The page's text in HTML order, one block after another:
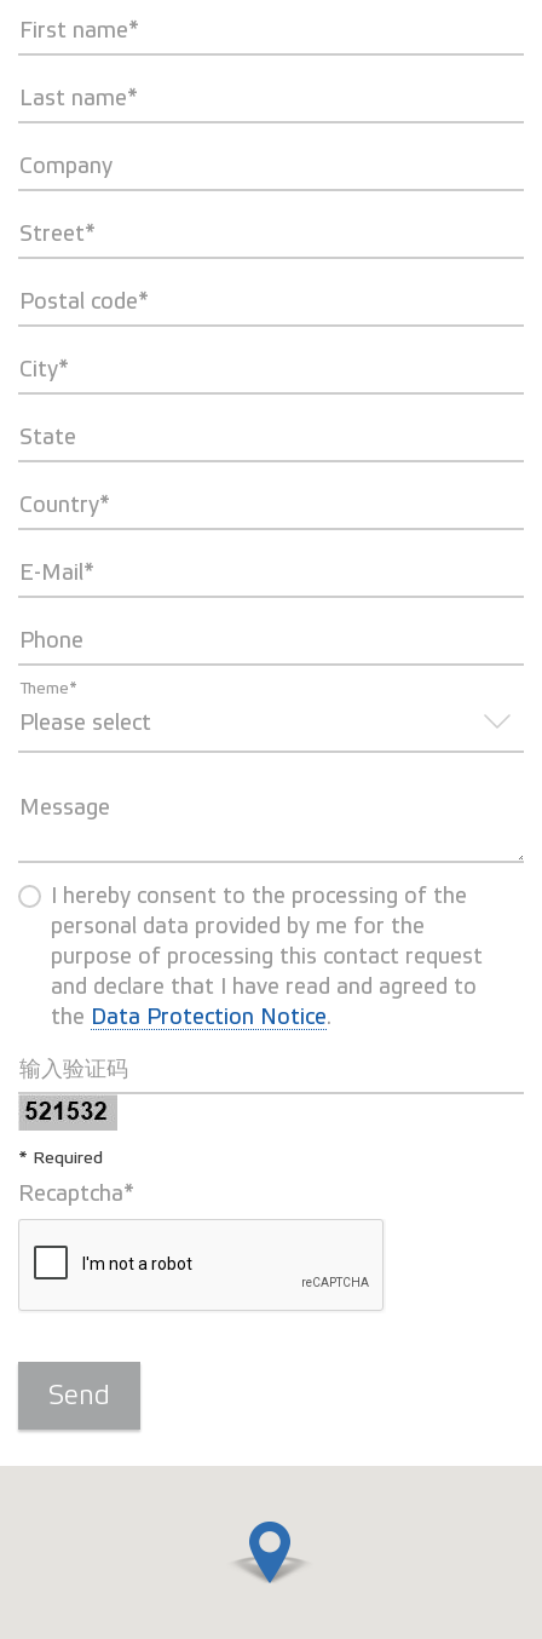
First name*
Last name*
Company
Street*
Postal code*
City*
State
Country*
E-Mail*
Phone
Please select
Theme*
Message
I hereby consent to the processing of the
personal data provided by me for the
purpose of processing this contact request
and declare that I have read and agreed to
the Data Protection Notice.
输入验证码
* Required
Recaptcha*
Send